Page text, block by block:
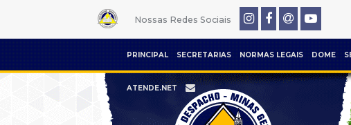
Nossas Redes Sociais
PRINCIPAL SECRETARIAS NORMAS LEGAIS DOME
ATENDE.NET